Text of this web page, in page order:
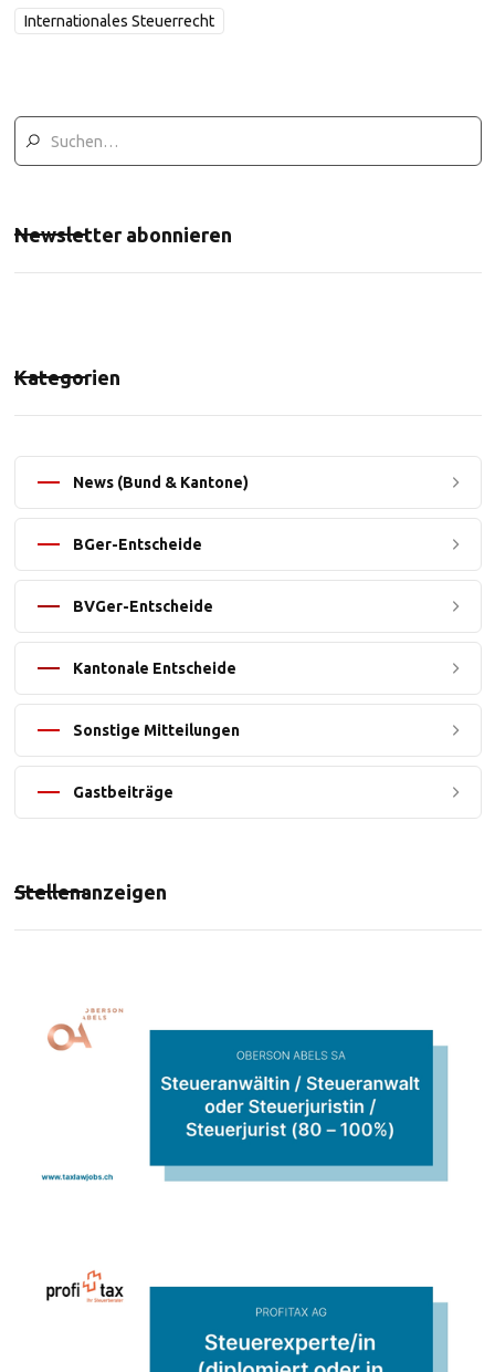
Internationales Steuerrecht
Newsletter abonnieren
Kategorien
News (Bund & Kantone)
BGer-Entscheide
BVGer-Entscheide
Kantonale Entscheide
Sonstige Mitteilungen
Gastbeiträge
Stellenanzeigen